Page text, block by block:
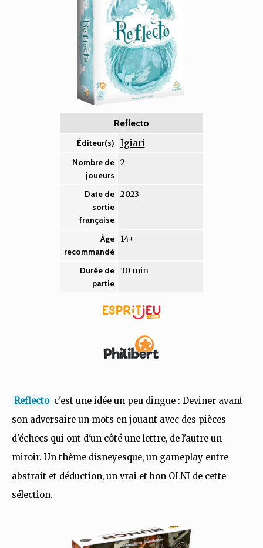
Reflecto
Éditeur(s) Igiari
Nombre de
joueurs
2
Date de
sortie
française
2023
Âge
recommandé
14+
Durée de
partie
30 min
Reflecto c'est une idée un peu dingue : Deviner avant
son adversaire un mots en jouant avec des pièces
d'échecs qui ont d'un côté une lettre, de l'autre un
miroir. Un thème disneyesque, un gameplay entre
abstrait et déduction, un vrai et bon OLNI de cette
sélection.